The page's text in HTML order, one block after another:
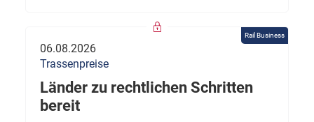
Rail Business
06.08.2026
Trassenpreise
Länder zu rechtlichen Schritten
bereit